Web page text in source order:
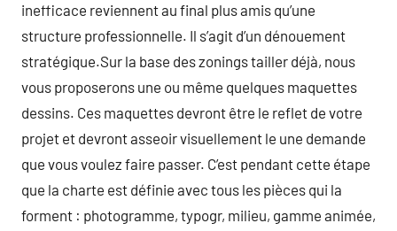
inefficace reviennent au final plus amis qu’une
structure professionnelle. Il s’agit d’un dénouement
stratégique.Sur la base des zonings tailler déjà, nous
vous proposerons une ou même quelques maquettes
dessins. Ces maquettes devront être le reflet de votre
projet et devront asseoir visuellement le une demande
que vous voulez faire passer. C’est pendant cette étape
que la charte est définie avec tous les pièces qui la
forment : photogramme, typogr, milieu, gamme animée,